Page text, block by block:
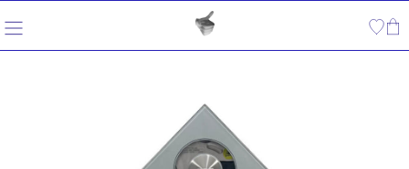
容
を
ス